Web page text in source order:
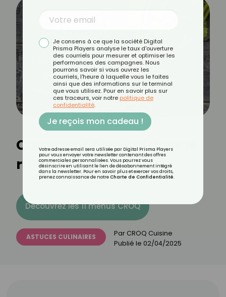
Comment bien cuisiner le
radis ?
Découvrez les 11 menus CROQ
ASTUCES CULINAIRES Par CROQ Cuisine
Publié le 02/04/2025
Je consens à ce que la société Digital
Prisma Players analyse le taux d'ouverture
des courriels pour mesurer et optimiser les
performances des campagnes. Nous
pourrons savoir si vous ouvrez les
courriels, l'heure à laquelle vous le faites
ainsi que des informations sur le terminal
que vous utilisez. Pour en savoir plus sur
ces traceurs, voir notre politique de
confidentialité.
Je reçois mon cadeau !
Votre adresse email sera utilisée par Digital Prisma Players
pour vous envoyer votre newsletter contenant des offres
commerciales personnalisées. Vous pourrez vous
désinscrire en utilisant le lien de désabonnement intégré
dans la newsletter. Pour en savoir plus et exercer vos droits,
prenez connaissance de notre Charte de Confidentialité.